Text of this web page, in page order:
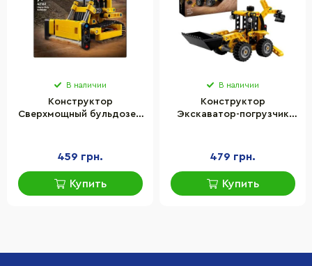
В наличии
Конструктор
Сверхмощный бульдозер
459 грн.
Купить
В наличии
Конструктор
Экскаватор-погрузчик
479 грн.
Купить